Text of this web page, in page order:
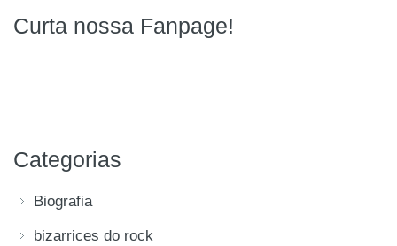
Curta nossa Fanpage!
Categorias
Biografia
bizarrices do rock